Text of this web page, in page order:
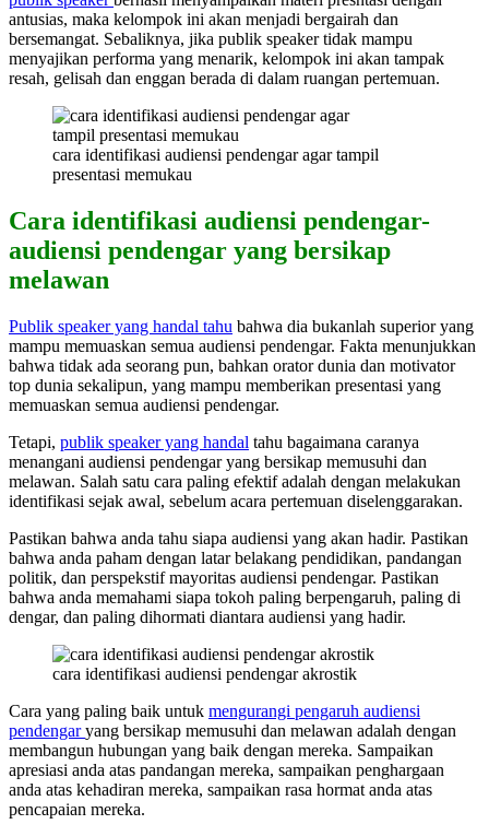
antusias, maka kelompok ini akan menjadi bergairah dan
bersemangat. Sebaliknya, jika publik speaker tidak mampu
menyajikan performa yang menarik, kelompok ini akan tampak
resah, gelisah dan enggan berada di dalam ruangan pertemuan.
cara identifikasi audiensi pendengar agar tampil
presentasi memukau
Cara identifikasi audiensi pendengar-
audiensi pendengar yang bersikap
melawan
Publik speaker yang handal tahu bahwa dia bukanlah superior yang
mampu memuaskan semua audiensi pendengar. Fakta menunjukkan
bahwa tidak ada seorang pun, bahkan orator dunia dan motivator
top dunia sekalipun, yang mampu memberikan presentasi yang
memuaskan semua audiensi pendengar.
Tetapi, publik speaker yang handal tahu bagaimana caranya
menangani audiensi pendengar yang bersikap memusuhi dan
melawan. Salah satu cara paling efektif adalah dengan melakukan
identifikasi sejak awal, sebelum acara pertemuan diselenggarakan.
Pastikan bahwa anda tahu siapa audiensi yang akan hadir. Pastikan
bahwa anda paham dengan latar belakang pendidikan, pandangan
politik, dan perspekstif mayoritas audiensi pendengar. Pastikan
bahwa anda memahami siapa tokoh paling berpengaruh, paling di
dengar, dan paling dihormati diantara audiensi yang hadir.
cara identifikasi audiensi pendengar akrostik
Cara yang paling baik untuk mengurangi pengaruh audiensi
pendengaryang bersikap memusuhi dan melawan adalah dengan
membangun hubungan yang baik dengan mereka. Sampaikan
apresiasi anda atas pandangan mereka, sampaikan penghargaan
anda atas kehadiran mereka, sampaikan rasa hormat anda atas
pencapaian mereka.